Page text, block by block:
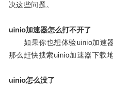
决这些问题。
uinio加速器怎么打不开了
如果你也想体验uinio加速器
那么赶快搜索uinio加速器下载
uinio怎么没了